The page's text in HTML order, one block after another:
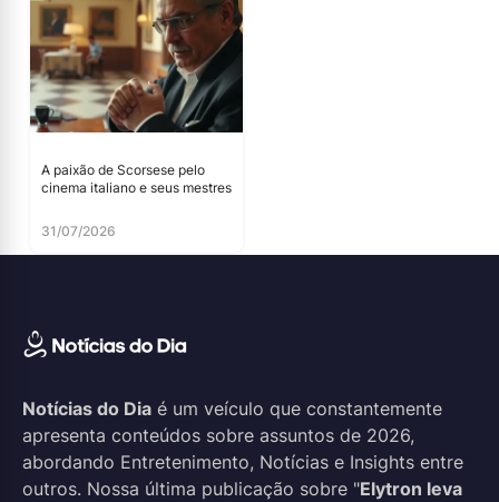
A paixão de Scorsese pelo
cinema italiano e seus mestres
31/07/2026
Notícias do Dia é um veículo que constantemente
apresenta conteúdos sobre assuntos de 2026,
abordando Entretenimento, Notícias e Insights entre
outros. Nossa última publicação sobre "Elytron leva